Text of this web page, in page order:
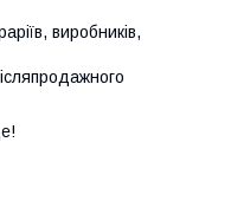
виробників,